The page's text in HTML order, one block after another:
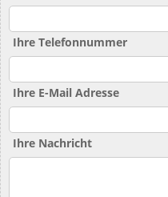
Ihre Telefonnummer
Ihre E-Mail Adresse
Ihre Nachricht